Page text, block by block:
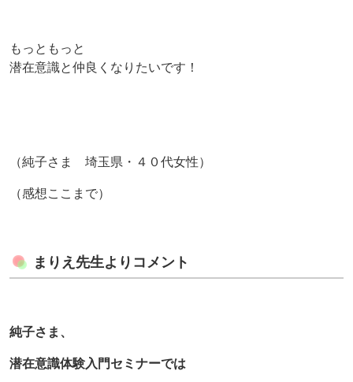
もっともっと
潜在意識と仲良くなりたいです！
（純子さま 埼玉県・４０代女性）
（感想ここまで）
まりえ先生よりコメント
純子さま、
潜在意識体験入門セミナーでは